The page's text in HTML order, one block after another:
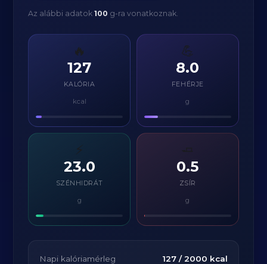
Az alábbi adatok100 g-ra vonatkoznak.
🔥
127
KALÓRIA
kcal
💪
8.0
FEHÉRJE
g
⚡
23.0
SZÉNHIDRÁT
g
0.5
ZSÍR
g
Napi kalóriamérleg 127/ 2000 kcal